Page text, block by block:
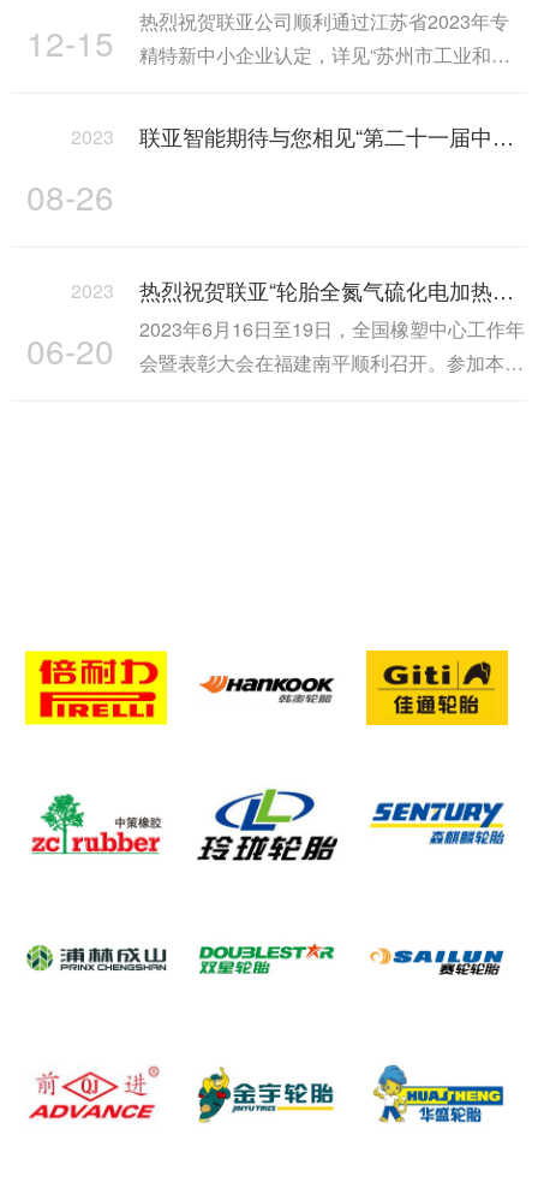
12-15
热烈祝贺联亚公司顺利通过江苏省2023年专
精特新中小企业认定，详见“苏州市工业和信
2023
08-26
联亚智能期待与您相见“第二十一届中国国际橡胶技术展览会”
2023
06-20
热烈祝贺联亚“轮胎全氮气硫化电加热装置”获评“创新产品”
2023年6月16日至19日，全国橡塑中心工作年
会暨表彰大会在福建南平顺利召开。参加本次